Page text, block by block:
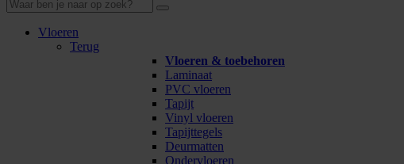
Vloeren
Terug
Vloeren & toebehoren
Laminaat
PVC vloeren
Tapijt
Vinyl vloeren
Tapijttegels
Deurmatten
Ondervloeren